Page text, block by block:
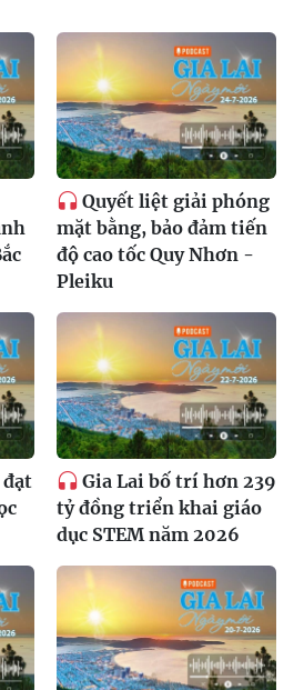
Quyết liệt giải phóng
mặt bằng, bảo đảm tiến
độ cao tốc Quy Nhơn -
Pleiku
đạt
Gia Lai bố trí hơn 239
tỷ đồng triển khai giáo
dục STEM năm 2026